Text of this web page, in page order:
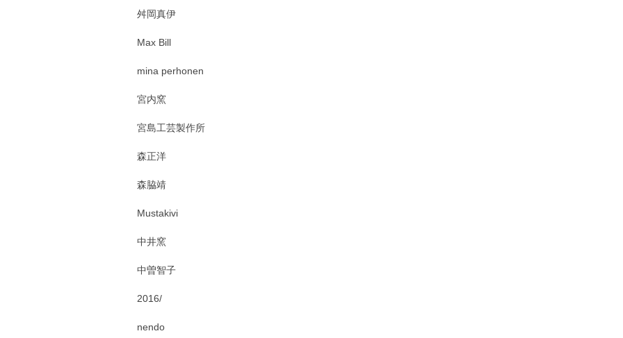
舛岡真伊
Max Bill
mina perhonen
宮内窯
宮島工芸製作所
森正洋
森脇靖
Mustakivi
中井窯
中曽智子
2016/
nendo